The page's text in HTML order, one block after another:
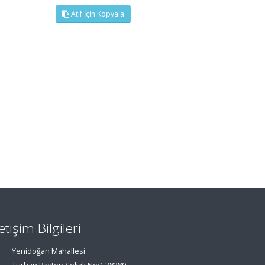
Atıf İçin Kopyala
Bilgileri
Yenidoğan Mahallesi